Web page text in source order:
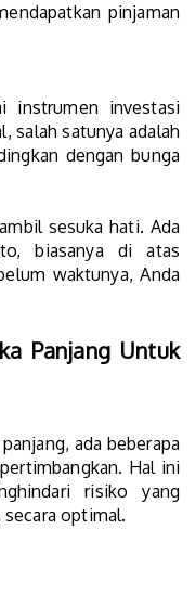
pinjaman
instrumen investasi
salah satunya adalah
dengan bunga
sesuka hati. Ada
biasanya di atas
waktunya, Anda
Panjang Untuk
ada beberapa
Hal ini
risiko yang
optimal.